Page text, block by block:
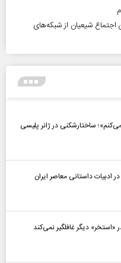
اجتماع شیعیان از شبکه‌های
ساختارشکنی در ژانر پلیسی
ادبیات داستانی معاصر ایران
دیگر غافلگیر نمی‌کند